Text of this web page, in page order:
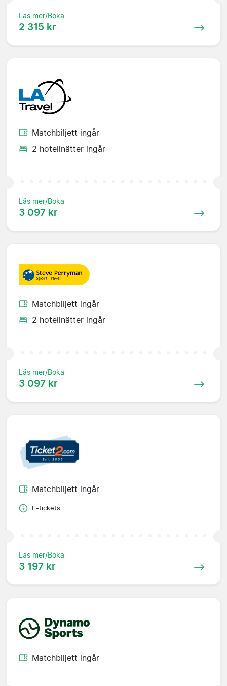
Läs mer/Boka
2 315 kr
Matchbiljett ingår
2 hotellnätter ingår
Läs mer/Boka
3 097 kr
Matchbiljett ingår
2 hotellnätter ingår
Läs mer/Boka
3 097 kr
Matchbiljett ingår
E-tickets
Läs mer/Boka
3 197 kr
Matchbiljett ingår